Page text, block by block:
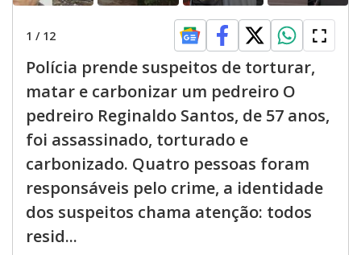
d
e
o
1 / 12
Polícia prende suspeitos de torturar,
matar e carbonizar um pedreiro O
pedreiro Reginaldo Santos, de 57 anos,
foi assassinado, torturado e
carbonizado. Quatro pessoas foram
responsáveis pelo crime, a identidade
dos suspeitos chama atenção: todos
resid...